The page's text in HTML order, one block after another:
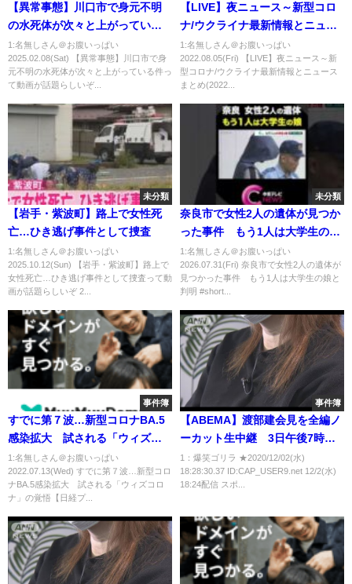
【異常事態】川口市で身元不明
の水死体が次々と上がっている
件
1:名無しさん＠お腹いっぱい
2025.02.08(Sat) 【異常事態】川口市で身
元不明の水死体が次々と上がっている件っ
て動画が話題らしいぞ...
【LIVE】夜ニュース～新型コロ
ナ/ウクライナ最新情報とニュー
スまとめ(2022年8月4日)ANN/テ
レ朝
1:名無しさん＠お腹いっぱい
2022.08.05(Fri) 【LIVE】夜ニュース～新
型コロナ/ウクライナ最新情報とニュース
まとめ(2022...
未分類
【岩手・紫波町】路上で女性死
亡…ひき逃げ事件として捜査
1:名無しさん＠お腹いっぱい
2025.10.12(Sun) 【岩手・紫波町】路上で
女性死亡…ひき逃げ事件として捜査って動
画が話題らしいぞ 2...
未分類
奈良市で女性2人の遺体が見つか
った事件 もう1人は大学生の娘
と判明 #shorts
1:名無しさん＠お腹いっぱい
2026.07.31(Fri) 奈良市で女性2人の遺体が
見つかった事件 もう1人は大学生の娘と
判明 #short...
事件簿
すでに第７波…新型コロナBA.5
感染拡大 試される「ウィズコ
ロナ」の覚悟【日経プラス９】
（2022年7月13日）
1:名無しさん＠お腹いっぱい
2022.07.13(Wed) すでに第７波…新型コロ
ナBA.5感染拡大 試される「ウィズコロ
ナ」の覚悟【日経プ...
事件簿
【ABEMA】渡部建会見を全編ノ
ーカット生中継 3日午後7時か
ら 質問も募集 [爆笑ゴリラ★]
1：爆笑ゴリラ ★2020/12/02(水)
18:28:30.37 ID:CAP_USER9.net 12/2(水)
18:24配信 スポ...